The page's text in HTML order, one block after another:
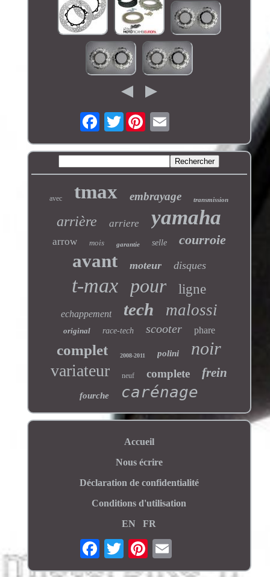
Twitter
avec tmax embrayage transmission
arrière arriere yamaha
arrow mois garantie selle courroie
avant moteur disques
t-max pour ligne
echappement tech malossi
original race-tech scooter phare
complet 2008-2011 polini noir
variateur neuf complete frein
fourche carénage
Accueil
Nous écrire
Déclaration de confidentialité
Conditions d'utilisation
EN
FR